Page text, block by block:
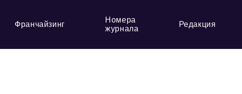
Франчайзинг
Номера
журнала
Редакция